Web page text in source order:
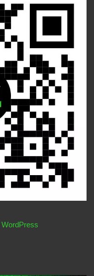
WordPress